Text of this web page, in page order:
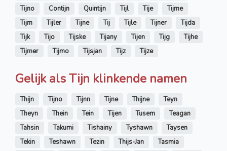
Tijno
Contijn Quintijn Tijl Tije
Tijme
Tijm
Tijler Tijne Tij Tijle Tijner
Tijda
Tijk
Tijo Tijske Tijany Tijen Tijg
Tijhe
Tijmer
Tijmo Tijsjan Tijz Tijze
Gelijk als Tijn klinkende namen
Thijn Tijno Tijnn Tijne Thijne
Teyn
Theyn
Thein Tein Tijen Tusem
Teagan
Tahsin
Takumi Tishainy Tyshawn
Taysen
Tekin
Teshawn Tezin Thijs-Jan
Tasmia